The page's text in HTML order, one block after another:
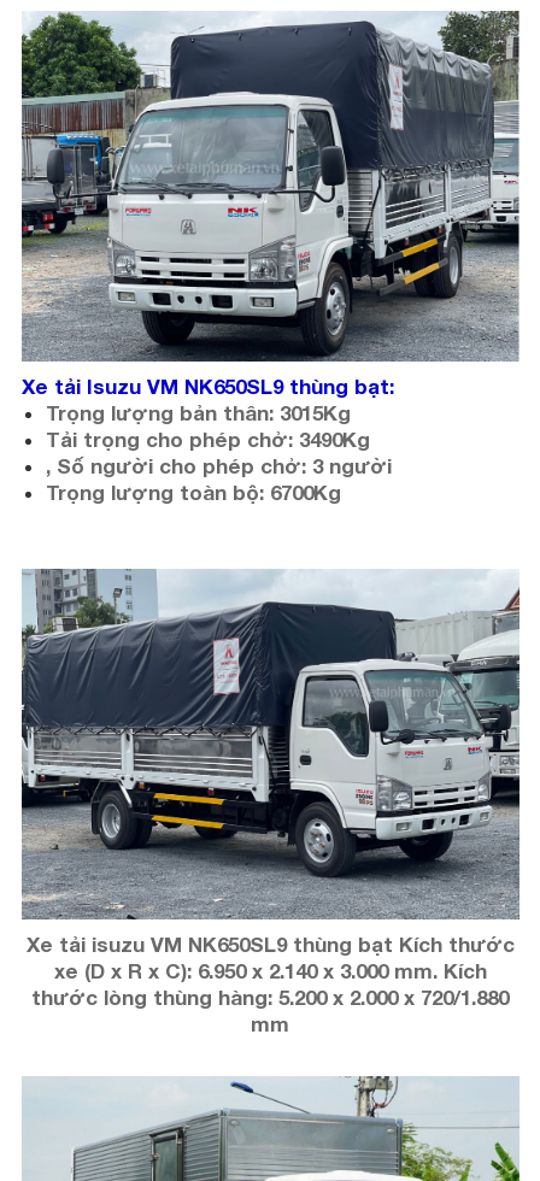
Xe tải Isuzu VM NK650SL9 thùng bạt:
Trọng lượng bản thân: 3015Kg
Tải trọng cho phép chở: 3490Kg
, Số người cho phép chở: 3 người
Trọng lượng toàn bộ: 6700Kg
Xe tải isuzu VM NK650SL9 thùng bạt Kích thước
xe (D x R x C): 6.950 x 2.140 x 3.000 mm. Kích
thước lòng thùng hàng: 5.200 x 2.000 x 720/1.880
mm